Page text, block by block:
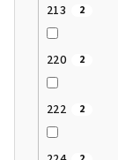
213 2
220 2
222 2